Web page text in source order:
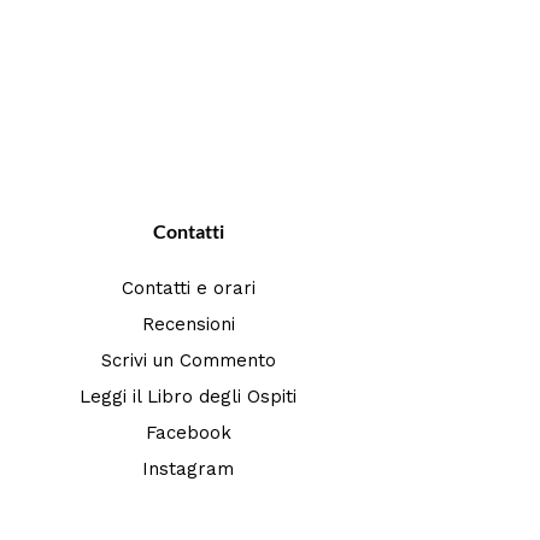
Contatti
Contatti e orari
Recensioni
Scrivi un Commento
Leggi il Libro degli Ospiti
Facebook
Instagram